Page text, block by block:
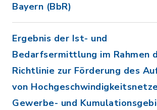
Bayern (BbR)
Ergebnis der Ist- und
Bedarfsermittlung im Rahmen
Richtlinie zur Förderung des
von
Gewerbe- und